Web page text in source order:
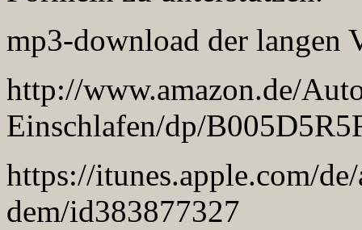
mp3-download der langen
http://www.amazon.de/
Einschlafen/dp/
https://itunes.apple.com/
dem/id383877327